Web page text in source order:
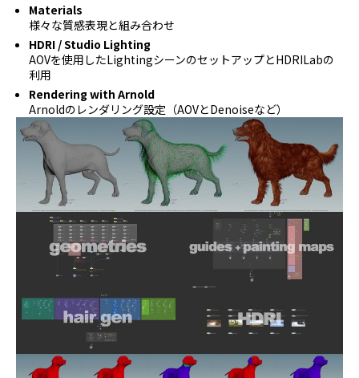
Materials
様々な質感表現と組み合わせ
HDRI / Studio Lighting
AOVを使用したLightingシーンのセットアップとHDRILabの
利用
Rendering with Arnold
Arnoldのレンダリング設定（AOVとDenoiseなど）